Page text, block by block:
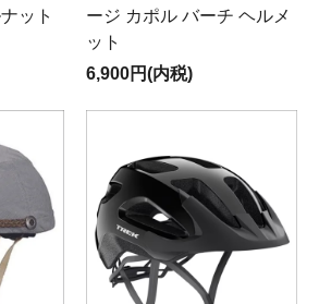
ット
ージ カポル バーチ ヘルメ
ット
6,900円(内税)